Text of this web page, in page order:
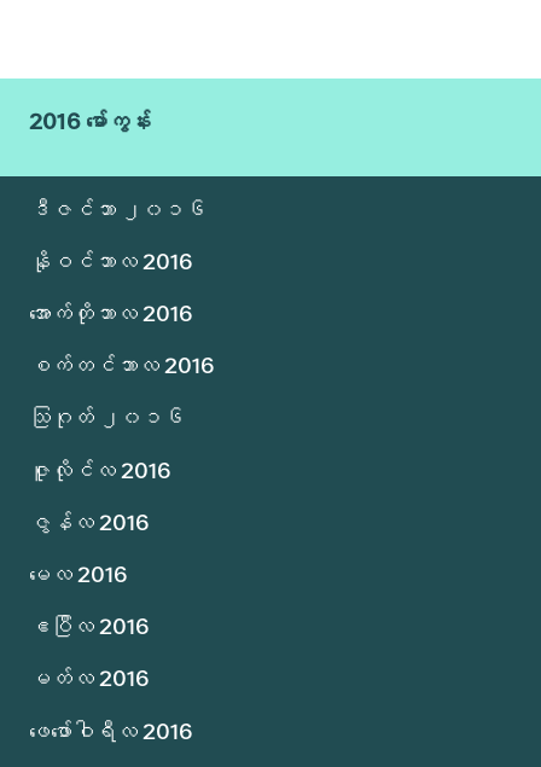
2016 မော်ကွန်း
ဒီဇင်ဘာ ၂၀၁၆
နိုဝင်ဘာလ 2016
အောက်တိုဘာလ 2016
စက်တင်ဘာလ 2016
သြဂုတ် ၂၀၁၆
ဇူလိုင်လ 2016
ဇွန်လ 2016
မေလ 2016
ဧပြီလ 2016
မတ်လ 2016
ဖေဖော်ဝါရီလ 2016